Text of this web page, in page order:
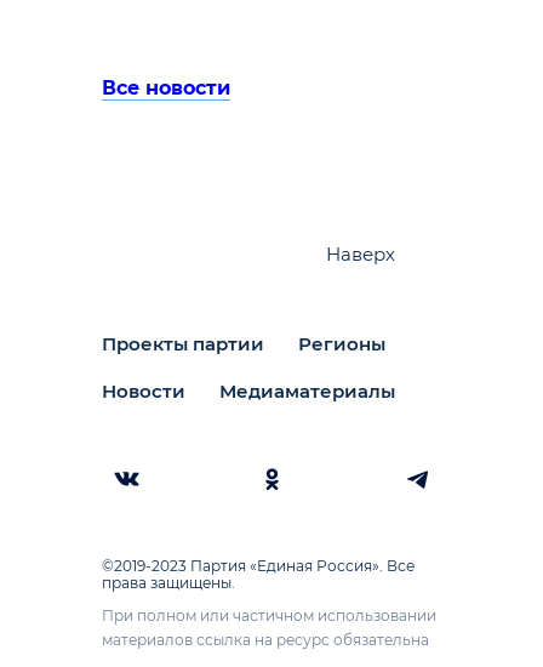
Все новости
Проекты партии Регионы
Новости Медиаматериалы
Наверх
©2019-2023 Партия «Единая Россия». Все
права защищены.
При полном или частичном использовании
материалов ссылка на ресурс обязательна